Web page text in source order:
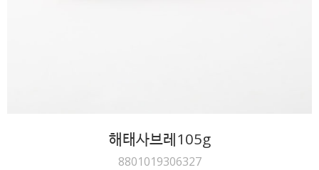
해태사브레105g
8801019306327